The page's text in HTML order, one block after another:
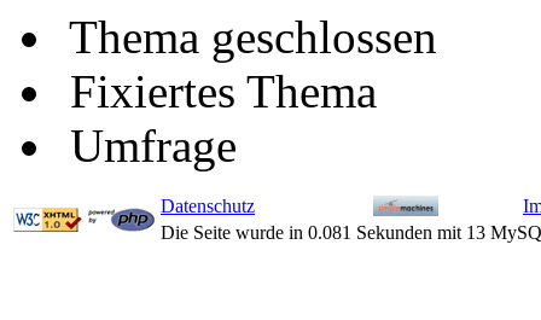
Thema geschlossen
Fixiertes Thema
Umfrage
Datenschutz
Die Seite wurde in 0.081 Sekunden mit 13